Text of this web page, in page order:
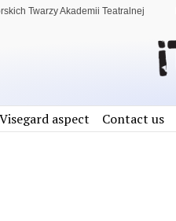
Twarzy Akademii Teatralnej
Visegard aspect Contact us